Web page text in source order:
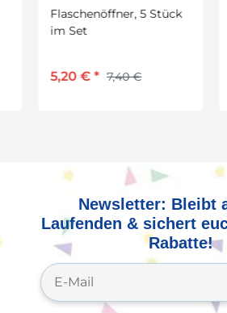
Flaschenöffner, 5 Stück
im Set
5,20 €* 7,40 €
Newsletter: Bleibt
Laufenden & sichert
Rabatte!